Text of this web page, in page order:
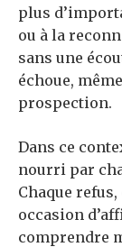
plus
ou à la
sans une
échoue,
prospection.
Dans ce
nourri par
Chaque
occasion
comprendre